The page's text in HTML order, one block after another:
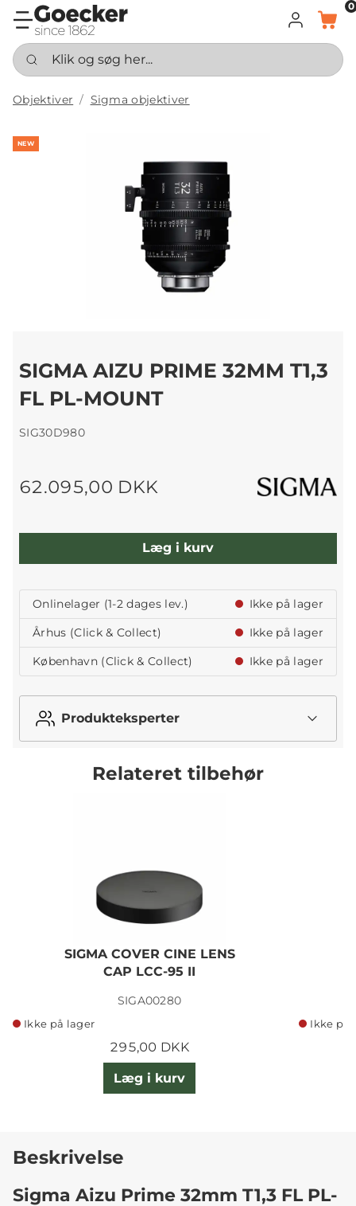
LOG INDKURV
0
Klik og søg her...
Objektiver Sigma objektiver
NEW
SIGMA AIZU PRIME 32MM T1,3
FL PL-MOUNT
SIG30D980
62.095,00 DKK
Læg i kurv
Onlinelager (1-2 dages lev.)
Ikke på lager
Århus (Click & Collect)
Ikke på lager
København (Click & Collect)
Ikke på lager
Produkteksperter
Relateret tilbehør
SIGMA COVER CINE LENS
CAP LCC-95 II
SIGA00280
Ikke på lager
295,00 DKK
Læg i kurv
Ikke på
Beskrivelse
Sigma Aizu Prime 32mm T1,3 FL PL-